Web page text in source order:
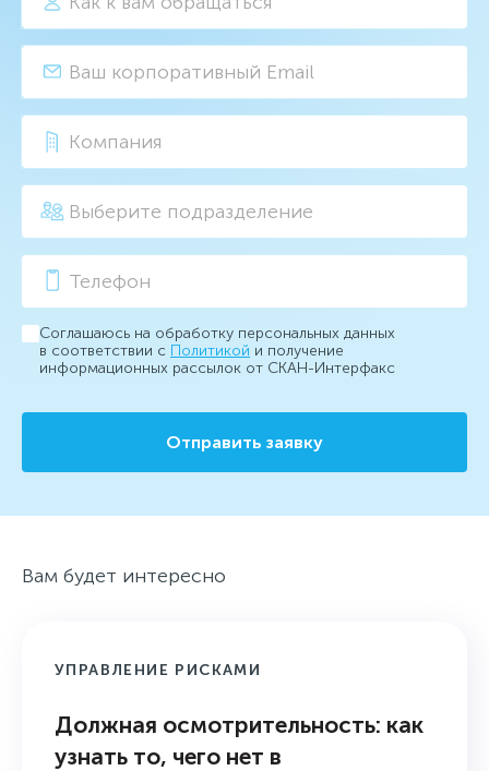
Соглашаюсь на обработку персональных данных
в соответствии с Политикой и получение
информационных рассылок от СКАН-Интерфакс
Отправить заявку
Вам будет интересно
УПРАВЛЕНИЕ РИСКАМИ
Должная осмотрительность: как
узнать то, чего нет в